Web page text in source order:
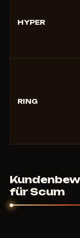
HYPER
RING
für Scum